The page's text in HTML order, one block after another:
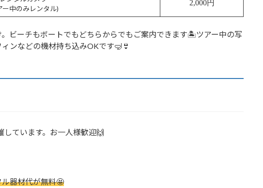
ー中のみレンタル)
2,000円
ビーチもボートでもどちらからでもご案内できます🏝ツアー中の写
ンなどの機材持ち込みOKです🤿👙
しています。お一人様歓迎🙌
器材代が無料🤩